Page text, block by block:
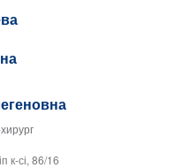
к-сі, 86/16